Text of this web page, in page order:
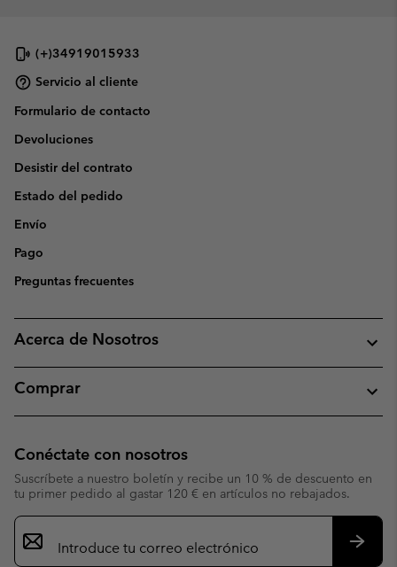
(+)34919015933
Servicio al cliente
Formulario de contacto
Devoluciones
Desistir del contrato
Estado del pedido
Envío
Pago
Preguntas frecuentes
Acerca de Nosotros
Comprar
Conéctate con nosotros
Suscríbete a nuestro boletín y recibe un 10 % de descuento en
tu primer pedido al gastar 120 € en artículos no rebajados.
Suscripción
de
correo